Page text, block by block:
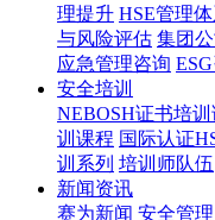
理提升 HSE管理
与风险评估 集团
应急管理咨询
安全培训
NEBOSH证书培训
训课程 国际认证
训系列 培训师队伍
新闻资讯
赛为新闻 安全管理